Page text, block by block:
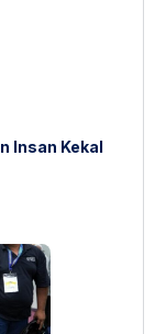
Insan Kekal